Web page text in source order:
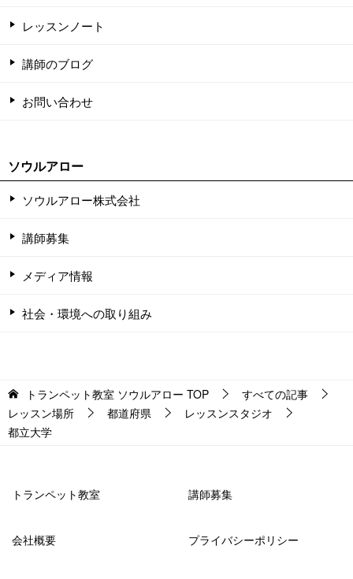
レッスンノート
講師のブログ
お問い合わせ
ソウルアロー
ソウルアロー株式会社
講師募集
メディア情報
社会・環境への取り組み
トランペット教室 ソウルアロー TOP
すべての記事
レッスン場所
都道府県
レッスンスタジオ
都立大学
トランペット教室 講師募集
会社概要 プライバシーポリシー